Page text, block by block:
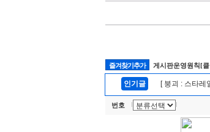
즐겨찾기추가 게시판운영원칙[
인기글 [ 붕괴 : 스타레
번호